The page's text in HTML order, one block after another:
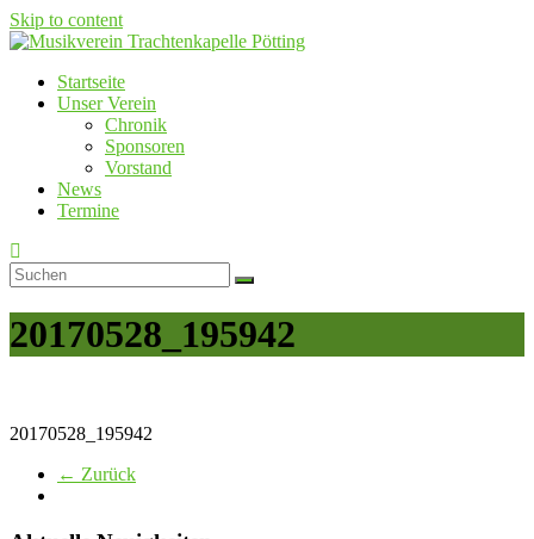
Skip to content
Musikverein Trachtenkapelle Pötting
Startseite
Unser Verein
Chronik
Sponsoren
Vorstand
News
Termine
20170528_195942
20170528_195942
← Zurück